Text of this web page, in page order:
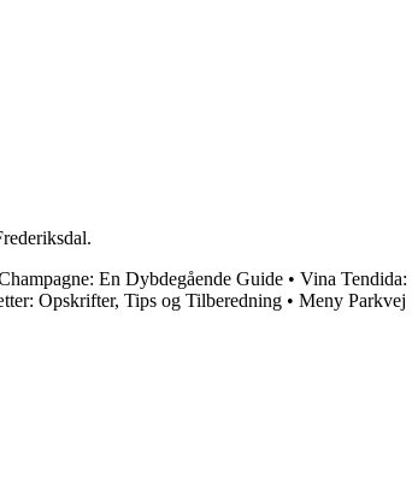
En Dybdegående Guide • Vina Tendida:
Opskrifter, Tips og Tilberedning • Meny Parkvej